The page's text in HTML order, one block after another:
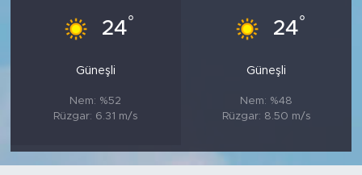
24°
Güneşli
Nem: %52
Rüzgar: 6.31 m/s
24°
Güneşli
Nem: %48
Rüzgar: 8.50 m/s